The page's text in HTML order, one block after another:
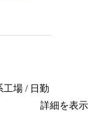
工場 / 日勤
詳細を表示